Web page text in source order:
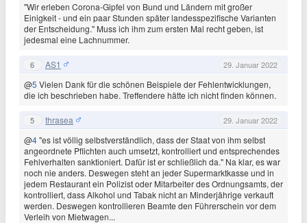
"Wir erleben Corona-Gipfel von Bund und Ländern mit großer
Einigkeit - und ein paar Stunden später landesspezifische Varianten
der Entscheidung." Muss ich ihm zum ersten Mal recht geben, ist
jedesmal eine Lachnummer.
6 AS1 29. Januar 2022
@5 Vielen Dank für die schönen Beispiele der Fehlentwicklungen,
die ich beschrieben habe. Treffendere hätte ich nicht finden können.
5 thrasea 29. Januar 2022
@4"es ist völlig selbstverständlich, dass der Staat von ihm selbst
angeordnete Pflichten auch umsetzt, kontrolliert und entsprechendes
Fehlverhalten sanktioniert. Dafür ist er schließlich da." Na klar, es war
noch nie anders. Deswegen steht an jeder Supermarktkasse und in
jedem Restaurant ein Polizist oder Mitarbeiter des Ordnungsamts, der
kontrolliert, dass Alkohol und Tabak nicht an Minderjährige verkauft
werden. Deswegen kontrollieren Beamte den Führerschein vor dem
Verleih von Mietwagen...